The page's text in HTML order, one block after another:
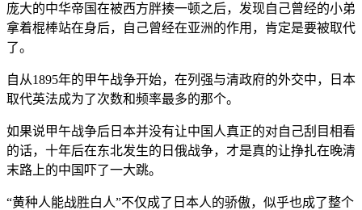
庞大的中华帝国在被西方胖揍一顿之后，发现自己曾经的小弟
拿着棍棒站在身后，自己曾经在亚洲的作用，肯定是要被取代
了。
自从1895年的甲午战争开始，在列强与清政府的外交中，日本
取代英法成为了次数和频率最多的那个。
如果说甲午战争后日本并没有让中国人真正的对自己刮目相看
的话，十年后在东北发生的日俄战争，才是真的让挣扎在晚清
末路上的中国吓了一大跳。
“黄种人能战胜白人”不仅成了日本人的骄傲，似乎也成了整个